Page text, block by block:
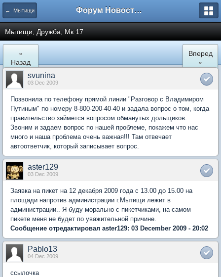
← Мытищи Форум Новостройки
Мытищи, Дружба, Мк 17
«
Назад
Вперед
»
svunina
03 Dec 2009
Позвонила по телефону прямой линии "Разговор с Владимиром
Путиным" по номеру 8-800-200-40-40 и задала вопрос о том, когда
правительство займется вопросом обманутых дольщиков.
Звоним и задаем вопрос по нашей проблеме, покажем что нас
много и наша проблема очень важная!!! Там отвечает
автоответчик, который записывает вопрос.
aster129
03 Dec 2009
Заявка на пикет на 12 декабря 2009 года с 13.00 до 15.00 на
площади напротив администрации г.Мытищи лежит в
администрации.. Я буду морально с пикетчиками, на самом
пикете меня не будет по уважительной причине.
Сообщение отредактировал aster129: 03 December 2009 - 20:02
Pablo13
04 Dec 2009
ссылочка